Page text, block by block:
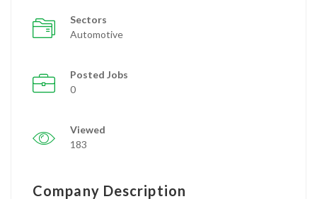
Sectors
Automotive
Posted Jobs
0
Viewed
183
Company Description